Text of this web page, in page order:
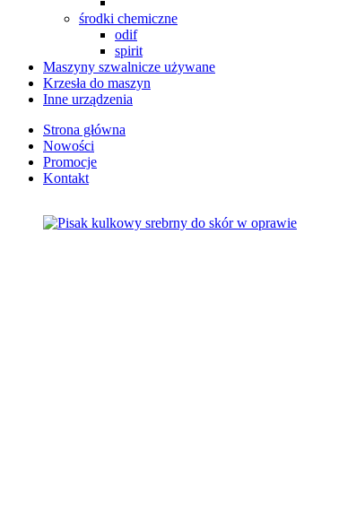
środki chemiczne
odif
spirit
Maszyny szwalnicze używane
Krzesła do maszyn
Inne urządzenia
Strona główna
Nowości
Promocje
Kontakt